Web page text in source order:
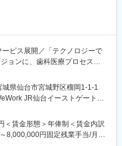
フォローアップ
を通じた、中長期的なコネク
ど
10名
ービス展開／「テクノロジーで
ョンに、歯科医療プロセスの
ビジョンへの共感を重視しま
県仙台市宮城野区榴岡1-1-1
ゲートビ
＜賃金形態＞年俸制＜賃金内訳
8,000,000円固定残業手当/月：